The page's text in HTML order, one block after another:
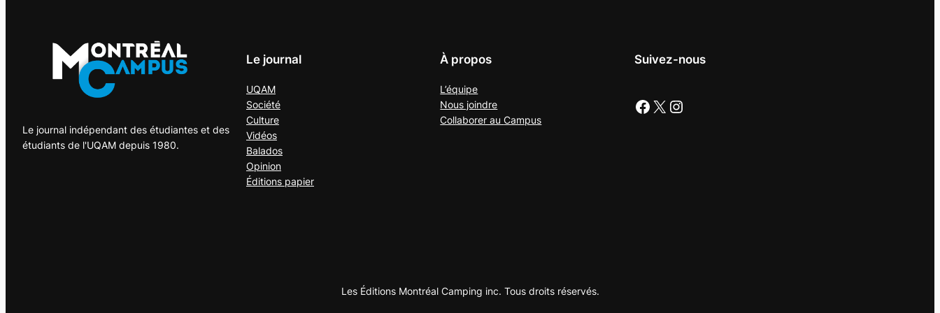
Le journal indépendant des étudiantes et des
étudiants de l'UQAM depuis 1980.
Le journal
UQAM
Société
Culture
Vidéos
Balados
Opinion
Éditions papier
À propos
L’équipe
Nous joindre
Collaborer auCampus
Suivez-nous
Facebook X Instagram
Les Éditions Montréal Camping inc. Tous droits réservés.